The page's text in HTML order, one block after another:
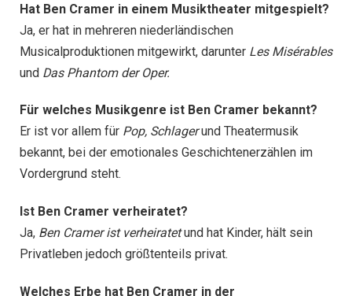
Hat Ben Cramer in einem Musiktheater mitgespielt?
Ja, er hat in mehreren niederländischen
Musicalproduktionen mitgewirkt, darunter Les Misérables
und Das Phantom der Oper.
Für welches Musikgenre ist Ben Cramer bekannt?
Er ist vor allem für Pop, Schlagerund Theatermusik
bekannt, bei der emotionales Geschichtenerzählen im
Vordergrund steht.
Ist Ben Cramer verheiratet?
Ja, Ben Cramer ist verheiratetund hat Kinder, hält sein
Privatleben jedoch größtenteils privat.
Welches Erbe hat Ben Cramer in der